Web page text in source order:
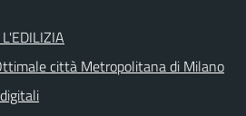
città Metropolitana di Milano